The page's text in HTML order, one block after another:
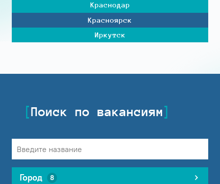
Краснодар
Красноярск
Иркутск
Поиск по вакансиям
Город 8